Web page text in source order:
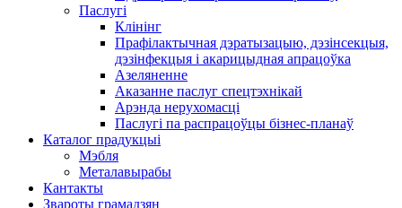
Паслугі
Клінінг
Прафілактычная дэратызацыю, дэзiнсекцыя,
дэзінфекцыя і акарицыдная апрацоўка
Азеляненне
Аказанне паслуг спецтэхнікай
Арэнда нерухомасці
Паслугі па распрацоўцы бізнес-планаў
Каталог прадукцыі
Мэбля
Металавырабы
Кантакты
Звароты грамадзян